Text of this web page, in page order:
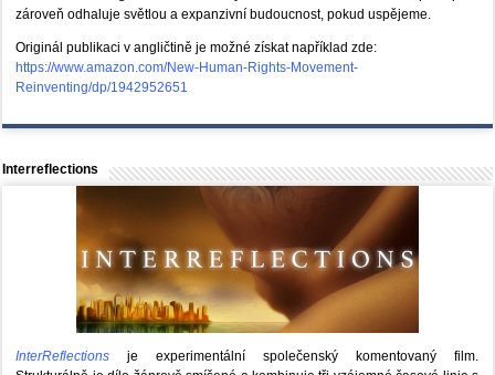
zároveň odhaluje světlou a expanzivní budoucnost, pokud uspějeme.
Originál publikaci v angličtině je možné získat například zde:
https://www.amazon.com/New-Human-Rights-Movement-
Reinventing/dp/1942952651
Interreflections
InterReflections je experimentální společenský komentovaný film.